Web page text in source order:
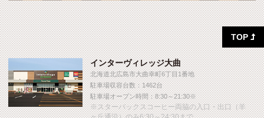
インターヴィレッジ大曲
北海道北広島市大曲幸町6丁目1番地
駐車場収容台数：1462台
駐車場オープン時間：8:30～21:30※
※スターバックスコーヒー両脇の入口・出口（羊
TOP 